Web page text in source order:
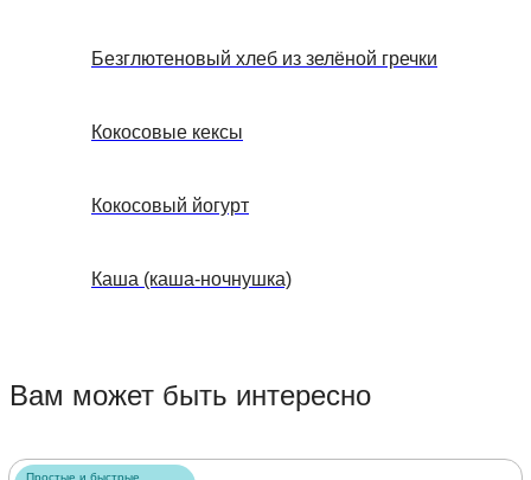
Безглютеновый хлеб из зелёной гречки
Кокосовые кексы
Кокосовый йогурт
Каша (каша-ночнушка)
Вам может быть интересно
Простые и быстрые